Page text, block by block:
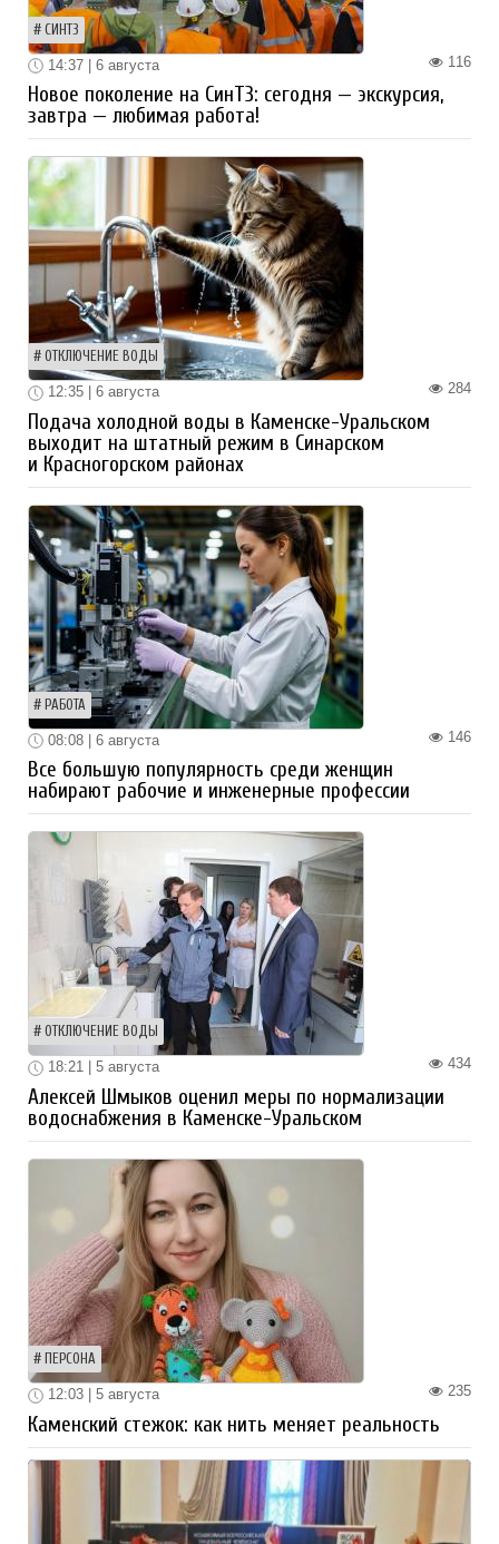
СИНТЗ
116
14:37 | 6 августа
Новое поколение на СинТЗ: сегодня — экскурсия,
завтра — любимая работа!
ОТКЛЮЧЕНИЕ ВОДЫ
284
12:35 | 6 августа
Подача холодной воды в Каменске-Уральском
выходит на штатный режим в Синарском
и Красногорском районах
РАБОТА
146
08:08 | 6 августа
Все большую популярность среди женщин
набирают рабочие и инженерные профессии
ОТКЛЮЧЕНИЕ ВОДЫ
434
18:21 | 5 августа
Алексей Шмыков оценил меры по нормализации
водоснабжения в Каменске-Уральском
ПЕРСОНА
235
12:03 | 5 августа
Каменский стежок: как нить меняет реальность